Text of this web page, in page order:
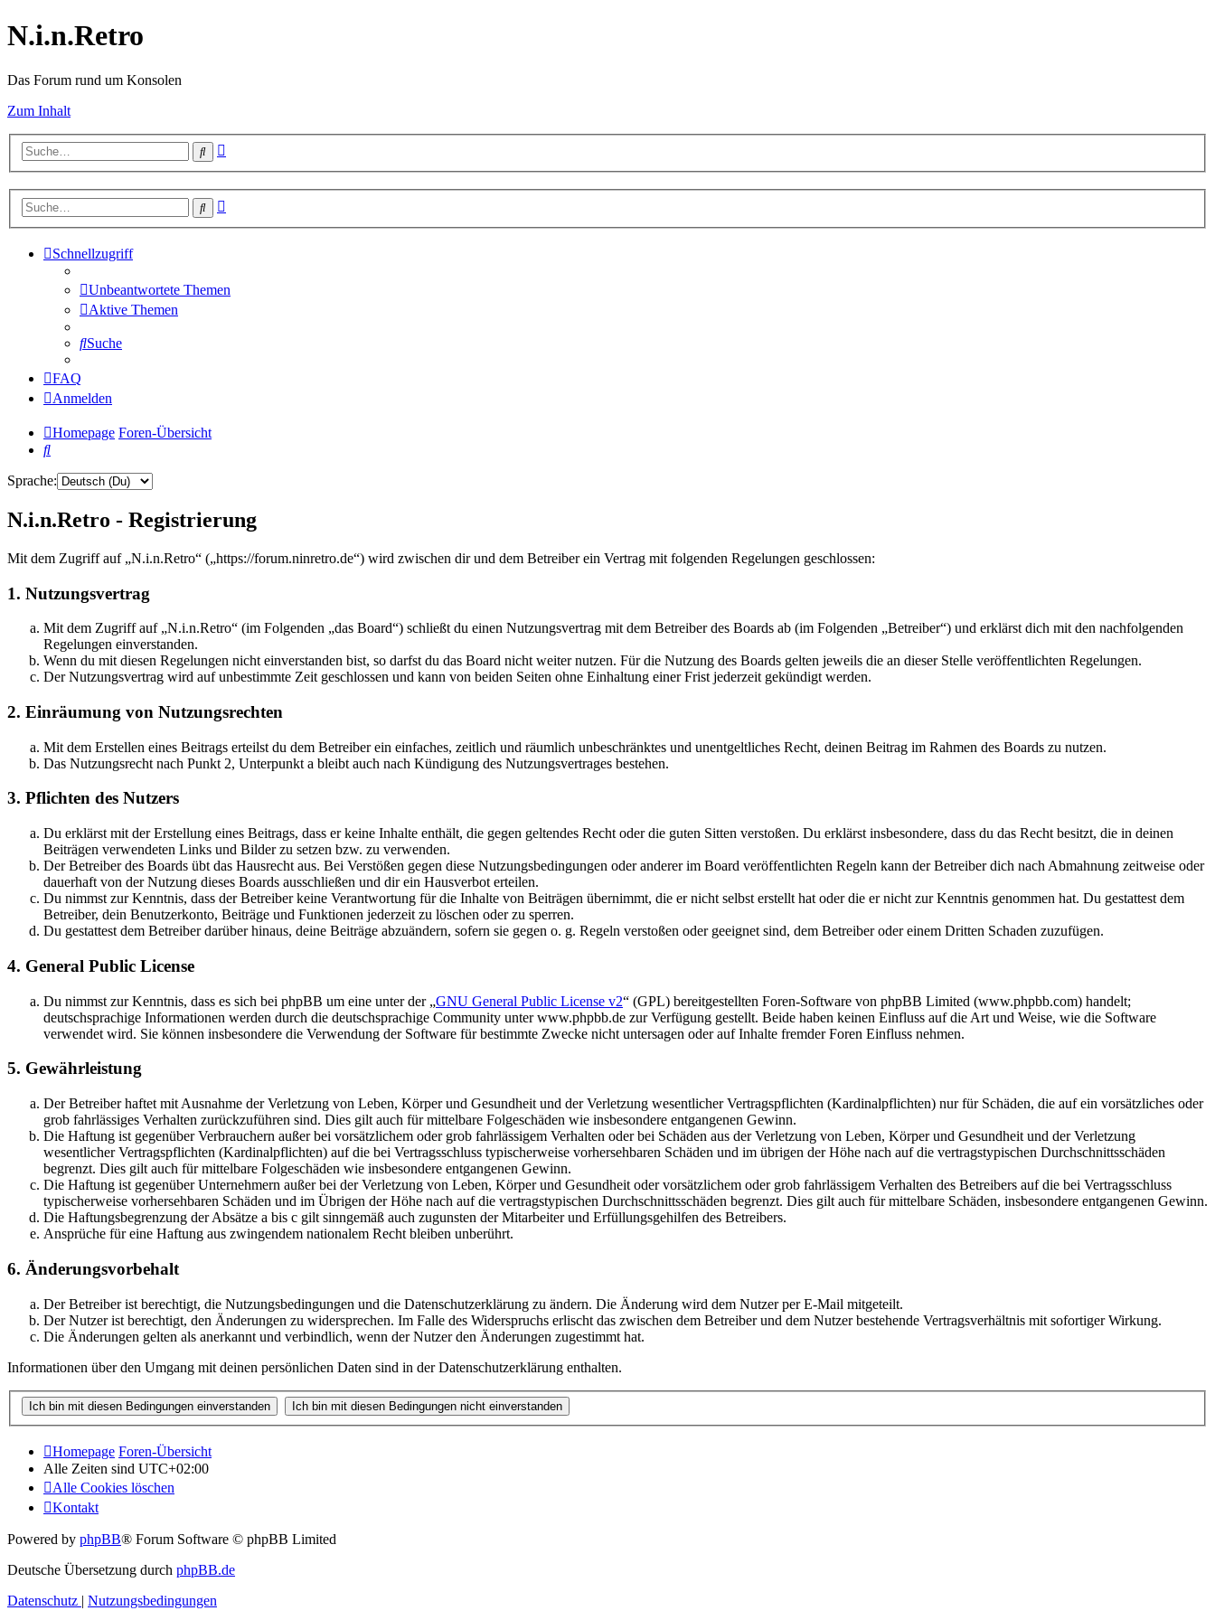
N.i.n.Retro
Das Forum rund um Konsolen
Zum Inhalt
Suche
Suche
Schnellzugriff
Unbeantwortete Themen
Aktive Themen
Suche
FAQ
Anmelden
Homepage Foren-Übersicht
Suche
Sprache:
N.i.n.Retro - Registrierung
Mit dem Zugriff auf „N.i.n.Retro“ („https://forum.ninretro.de“) wird zwischen dir und dem Betreiber ein Vertrag mit folgenden Regelungen geschlossen:
1. Nutzungsvertrag
Mit dem Zugriff auf „N.i.n.Retro“ (im Folgenden „das Board“) schließt du einen Nutzungsvertrag mit dem Betreiber des Boards ab (im Folgenden „Betreiber“) und erklärst dich mit den nachfolgenden
Regelungen einverstanden.
Wenn du mit diesen Regelungen nicht einverstanden bist, so darfst du das Board nicht weiter nutzen. Für die Nutzung des Boards gelten jeweils die an dieser Stelle veröffentlichten Regelungen.
Der Nutzungsvertrag wird auf unbestimmte Zeit geschlossen und kann von beiden Seiten ohne Einhaltung einer Frist jederzeit gekündigt werden.
2. Einräumung von Nutzungsrechten
Mit dem Erstellen eines Beitrags erteilst du dem Betreiber ein einfaches, zeitlich und räumlich unbeschränktes und unentgeltliches Recht, deinen Beitrag im Rahmen des Boards zu nutzen.
Das Nutzungsrecht nach Punkt 2, Unterpunkt a bleibt auch nach Kündigung des Nutzungsvertrages bestehen.
3. Pflichten des Nutzers
Du erklärst mit der Erstellung eines Beitrags, dass er keine Inhalte enthält, die gegen geltendes Recht oder die guten Sitten verstoßen. Du erklärst insbesondere, dass du das Recht besitzt, die in deinen
Beiträgen verwendeten Links und Bilder zu setzen bzw. zu verwenden.
Der Betreiber des Boards übt das Hausrecht aus. Bei Verstößen gegen diese Nutzungsbedingungen oder anderer im Board veröffentlichten Regeln kann der Betreiber dich nach Abmahnung zeitweise oder
dauerhaft von der Nutzung dieses Boards ausschließen und dir ein Hausverbot erteilen.
Du nimmst zur Kenntnis, dass der Betreiber keine Verantwortung für die Inhalte von Beiträgen übernimmt, die er nicht selbst erstellt hat oder die er nicht zur Kenntnis genommen hat. Du gestattest dem
Betreiber, dein Benutzerkonto, Beiträge und Funktionen jederzeit zu löschen oder zu sperren.
Du gestattest dem Betreiber darüber hinaus, deine Beiträge abzuändern, sofern sie gegen o. g. Regeln verstoßen oder geeignet sind, dem Betreiber oder einem Dritten Schaden zuzufügen.
4. General Public License
Du nimmst zur Kenntnis, dass es sich bei phpBB um eine unter der „GNU General Public License v2“ (GPL) bereitgestellten Foren-Software von phpBB Limited (www.phpbb.com) handelt;
deutschsprachige Informationen werden durch die deutschsprachige Community unter www.phpbb.de zur Verfügung gestellt. Beide haben keinen Einfluss auf die Art und Weise, wie die Software
verwendet wird. Sie können insbesondere die Verwendung der Software für bestimmte Zwecke nicht untersagen oder auf Inhalte fremder Foren Einfluss nehmen.
5. Gewährleistung
Der Betreiber haftet mit Ausnahme der Verletzung von Leben, Körper und Gesundheit und der Verletzung wesentlicher Vertragspflichten (Kardinalpflichten) nur für Schäden, die auf ein vorsätzliches oder
grob fahrlässiges Verhalten zurückzuführen sind. Dies gilt auch für mittelbare Folgeschäden wie insbesondere entgangenen Gewinn.
Die Haftung ist gegenüber Verbrauchern außer bei vorsätzlichem oder grob fahrlässigem Verhalten oder bei Schäden aus der Verletzung von Leben, Körper und Gesundheit und der Verletzung
wesentlicher Vertragspflichten (Kardinalpflichten) auf die bei Vertragsschluss typischerweise vorhersehbaren Schäden und im übrigen der Höhe nach auf die vertragstypischen Durchschnittsschäden
begrenzt. Dies gilt auch für mittelbare Folgeschäden wie insbesondere entgangenen Gewinn.
Die Haftung ist gegenüber Unternehmern außer bei der Verletzung von Leben, Körper und Gesundheit oder vorsätzlichem oder grob fahrlässigem Verhalten des Betreibers auf die bei Vertragsschluss
typischerweise vorhersehbaren Schäden und im Übrigen der Höhe nach auf die vertragstypischen Durchschnittsschäden begrenzt. Dies gilt auch für mittelbare Schäden, insbesondere entgangenen Gewinn.
Die Haftungsbegrenzung der Absätze a bis c gilt sinngemäß auch zugunsten der Mitarbeiter und Erfüllungsgehilfen des Betreibers.
Ansprüche für eine Haftung aus zwingendem nationalem Recht bleiben unberührt.
6. Änderungsvorbehalt
Der Betreiber ist berechtigt, die Nutzungsbedingungen und die Datenschutzerklärung zu ändern. Die Änderung wird dem Nutzer per E-Mail mitgeteilt.
Der Nutzer ist berechtigt, den Änderungen zu widersprechen. Im Falle des Widerspruchs erlischt das zwischen dem Betreiber und dem Nutzer bestehende Vertragsverhältnis mit sofortiger Wirkung.
Die Änderungen gelten als anerkannt und verbindlich, wenn der Nutzer den Änderungen zugestimmt hat.
Informationen über den Umgang mit deinen persönlichen Daten sind in der Datenschutzerklärung enthalten.
Homepage Foren-Übersicht
Alle Zeiten sind UTC+02:00
Alle Cookies löschen
Kontakt
Powered by phpBB® Forum Software © phpBB Limited
Deutsche Übersetzung durch phpBB.de
Datenschutz | Nutzungsbedingungen